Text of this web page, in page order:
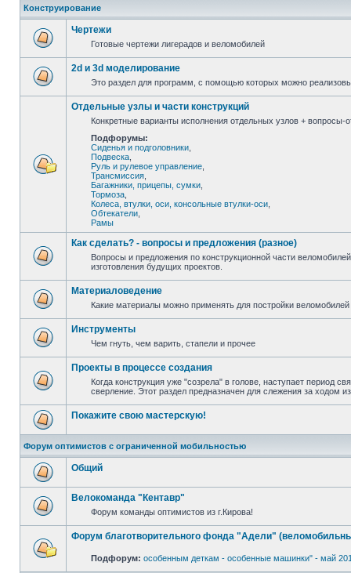
Конструирование
Чертежи
Готовые чертежи лигерадов и веломобилей
2d и 3d моделирование
Это раздел для программ, с помощью которых можно
Отдельные узлы и части конструкций
Конкретные варианты исполнения отдельных узлов + вопросы-
Подфорумы:
Сиденья и подголовники
Подвеска
Руль и рулевое управление
Трансмиссия
Багажники, прицепы, сумки
Тормоза
Колеса, втулки, оси, консольные втулки-оси
Обтекатели
Рамы
Как сделать? - вопросы и предложения (разное)
Вопросы и предложения по конструкционной части
изготовления будущих проектов.
Материаловедение
Какие материалы можно применять для постройки
Инструменты
Чем гнуть, чем варить, стапели и прочее
Проекты в процессе создания
Когда конструкция уже "созрела" в голове, наступает период
сверление. Этот раздел предназначен для слежения за ходом
Покажите свою мастерскую!
Форум оптимистов с ограниченной мобильностью
Общий
Велокоманда "Кентавр"
Форум команды оптимистов из г.Кирова!
Форум благотворительного фонда "Адели"
Подфорум: особенным деткам - особенные машинки" - май